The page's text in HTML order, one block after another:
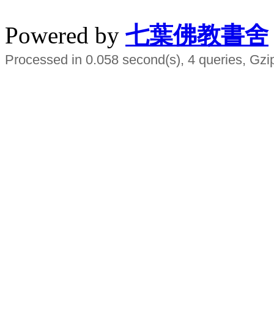
Powered by 七葉佛教書舍
Processed in 0.058 second(s), 4 queries,